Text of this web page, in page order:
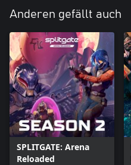
Anderen gefällt auch
SPLITGATE: Arena
Reloaded